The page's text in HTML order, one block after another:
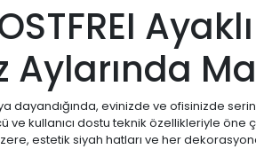
Aylarında
dayandığında, evinizde ve ofisinizde
ve kullanıcı dostu teknik özellikleriyle öne
estetik siyah hatları ve her